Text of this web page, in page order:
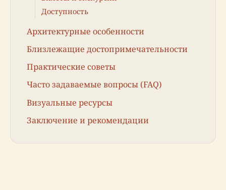
Доступность
Архитектурные особенности
Близлежащие достопримечательности
Практические советы
Часто задаваемые вопросы (FAQ)
Визуальные ресурсы
Заключение и рекомендации